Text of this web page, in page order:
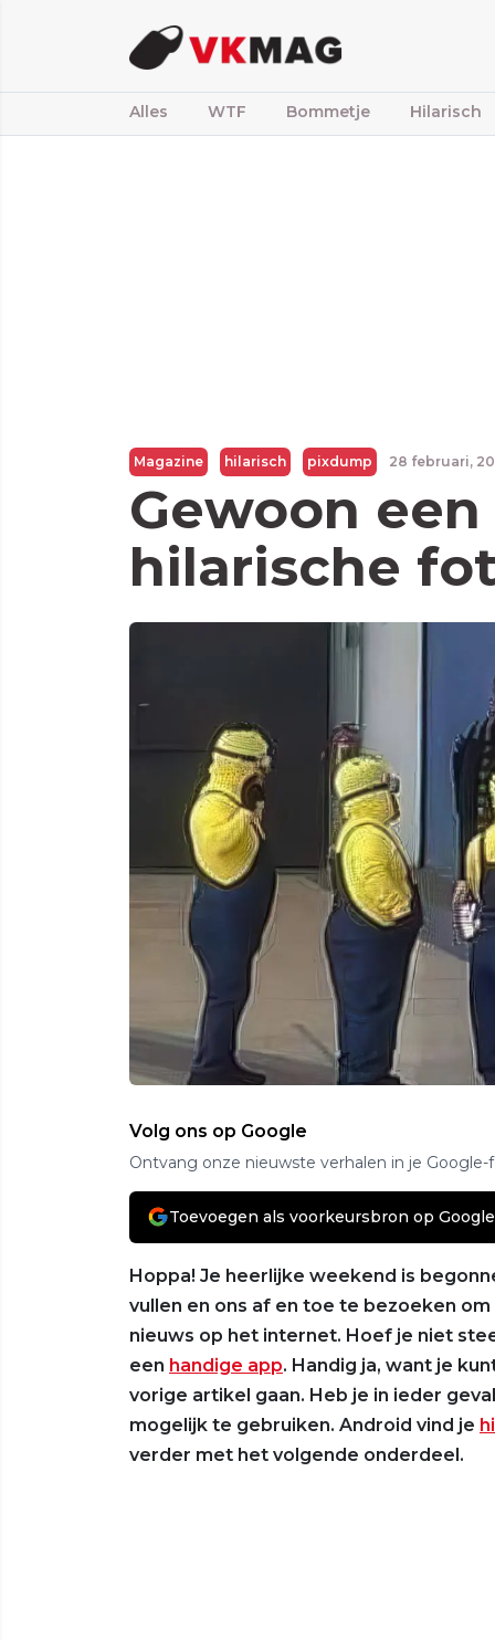
Alles WTF Bommetje Hilarisch
Magazine hilarisch pixdump 28 februari,
Gewoon
hilarische
Volg ons op Google
Ontvang onze nieuwste verhalen in je Google-
Toevoegen als voorkeursbron op Google
Hoppa! Je heerlijke weekend is
vullen en ons af en toe te bezoeken
nieuws op het internet. Hoef je niet
een handige app. Handig ja, want je
vorige artikel gaan. Heb je in ieder
mogelijk te gebruiken. Android vind je
verder met het volgende onderdeel.